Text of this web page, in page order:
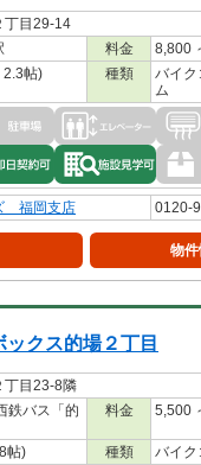
丁目29-14
料金
8,800
2.3帖) 種類
バイク
ム
福岡支店 0120-
物
ックス的場２丁目
丁目23-8隣
鉄バス「的
料金 5,500
帖) 種類
バイク